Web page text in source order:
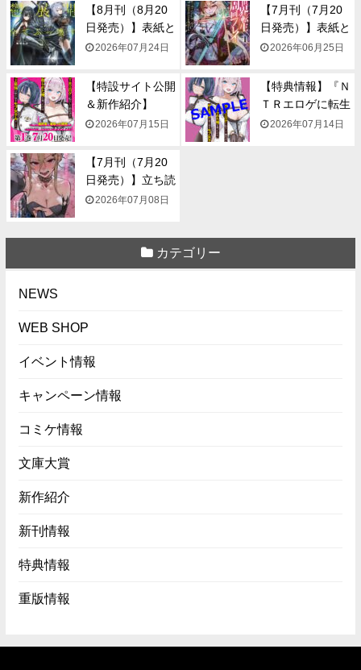
【8月刊（8月20
日発売）】表紙と
一...2026年07月24日
【7月刊（7月20
日発売）】表紙と
一...2026年06月25日
【特設サイト公開
＆新作紹介】
『NTR...
2026年07月15日
【特典情報】『Ｎ
ＴＲエロゲに転生
して...
2026年07月14日
【7月刊（7月20
日発売）】立ち読
み...2026年07月08日
カテゴリー
NEWS
WEB SHOP
イベント情報
キャンペーン情報
コミケ情報
文庫大賞
新作紹介
新刊情報
特典情報
重版情報